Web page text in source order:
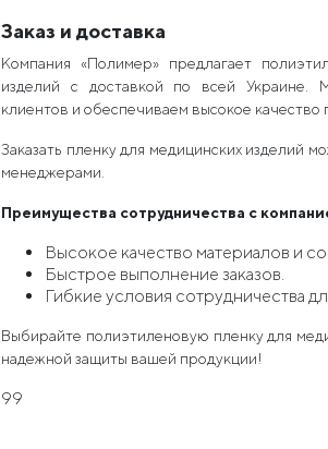
Заказ и доставка
Компания «Полимер» предлагает
изделий с доставкой по всей Украине.
клиентов и обеспечиваем высокое качество
Заказать пленку для медицинских изделий
менеджерами.
Преимущества сотрудничества с
Высокое качество материалов и
Быстрое выполнение заказов.
Гибкие условия сотрудничества
Выбирайте полиэтиленовую пленку для
надежной защиты вашей продукции!
99